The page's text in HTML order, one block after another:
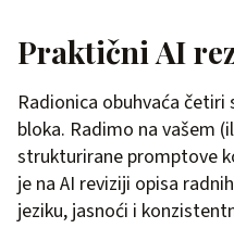
Praktični AI
Radionica obuhvaća
bloka. Radimo na vašem
strukturirane promptove
je na AI reviziji opisa
jeziku, jasnoći i